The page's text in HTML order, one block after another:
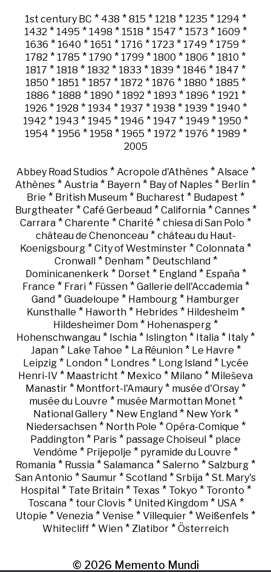
1st century BC * 438 * 815 * 1218 * 1235 * 1294 *
1432 * 1495 * 1498 * 1518 * 1547 * 1573 * 1609 *
1636 * 1640 * 1651 * 1716 * 1723 * 1749 * 1759 *
1782 * 1785 * 1790 * 1799 * 1800 * 1806 * 1810 *
1817 * 1818 * 1832 * 1833 * 1839 * 1846 * 1847 *
1850 * 1851 * 1857 * 1872 * 1876 * 1880 * 1885 *
1886 * 1888 * 1890 * 1892 * 1893 * 1896 * 1921 *
1926 * 1928 * 1934 * 1937 * 1938 * 1939 * 1940 *
1942 * 1943 * 1945 * 1946 * 1947 * 1949 * 1950 *
1954 * 1956 * 1958 * 1965 * 1972 * 1976 * 1989 *
2005
Abbey Road Studios* Acropole d'Athènes* Alsace *
Athènes * Austria * Bayern * Bay of Naples * Berlin *
Brie * British Museum * Bucharest * Budapest *
Burgtheater* Café Gerbeaud* California* Cannes*
Carrara * Charente * Charité * chiesa di San Polo *
château de Chenonceau* château du Haut-
Koenigsbourg * City of Westminster * Colonnata *
Cronwall* Denham* Deutschland*
Dominicanenkerk * Dorset * England* España*
France * Frari* Füssen* Gallerie dell'Accademia*
Gand * Guadeloupe * Hambourg * Hamburger
Kunsthalle * Haworth* Hebrides* Hildesheim*
Hildesheimer Dom * Hohenasperg *
Hohenschwangau * Ischia * Islington * Italia * Italy *
Japan* Lake Tahoe * La Réunion* Le Havre *
Leipzig* London* Londres* Long Island* Lycée
Henri-IV * Maastricht * Mexico * Milano * Mileševa
Manastir * Montfort-l'Amaury * musée d'Orsay *
musée du Louvre * musée Marmottan Monet *
National Gallery* New England* New York *
Niedersachsen* North Pole * Opéra-Comique *
Paddington * Paris * passage Choiseul * place
Vendôme * Prijepolje * pyramide du Louvre *
Romania * Russia * Salamanca * Salerno * Salzburg *
San Antonio * Saumur * Scotland * Srbija * St. Mary's
Hospital* Tate Britain* Texas* Tokyo * Toronto *
Toscana* tour Clovis* United Kingdom* USA *
Utopie * Venezia * Venise * Villequier * Weißenfels *
Whitecliff * Wien * Zlatibor * Österreich
© 2026 Memento Mundi